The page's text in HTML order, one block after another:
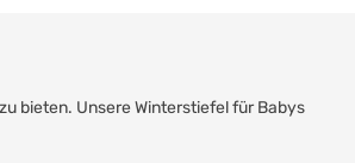
bieten. Unsere Winterstiefel für Babys